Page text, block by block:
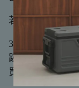
若有試用需求，
3.木製、鐵製或
跡，如有完美主
買。